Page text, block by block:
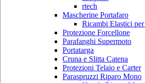
rtech
Mascherine Portafaro
Ricambi Elastici
Protezione Forcellone
Parafanghi Supermoto
Portatarga
Cruna e Slitta Catena
Protezioni Telaio e Carter
Paraspruzzi Riparo Mono